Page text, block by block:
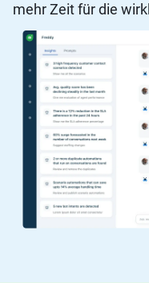
mehr Zeit für die